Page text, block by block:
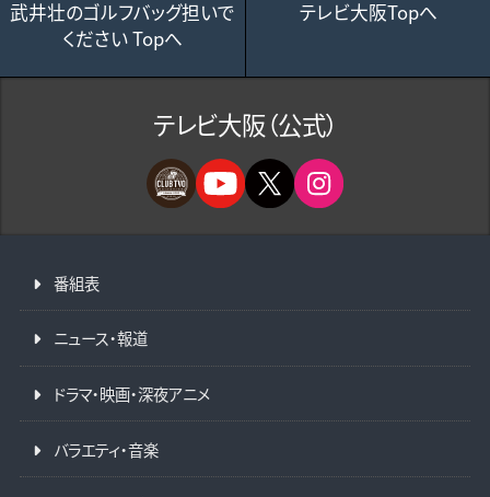
武井壮のゴルフバッグ担いで
ください Topへ
テレビ大阪Topへ
テレビ大阪（公式）
番組表
ニュース・報道
ドラマ・映画・深夜アニメ
バラエティ・音楽